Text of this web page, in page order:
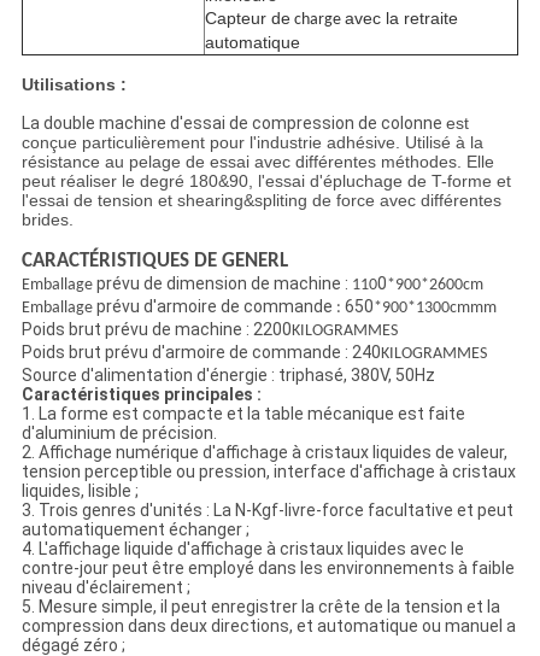
Capteur de charge avec la retraite
automatique
Utilisations :
La double machine d'essai de compression de colonne est
conçue particulièrement pour l'industrie adhésive. Utilisé à la
résistance au pelage de essai avec différentes méthodes. Elle
peut réaliser le degré 180&90, l'essai d'épluchage de T-forme et
l'essai de tension et shearing&spliting de force avec différentes
brides.
CARACTÉRISTIQUES DE GENERL
Emballage prévu de dimension de machine : 1100*900*2600cm
Emballage prévu d'armoire de commande : 650*900*1300cmmm
Poids brut prévu de machine : 2200KILOGRAMMES
Poids brut prévu d'armoire de commande : 240KILOGRAMMES
Source d'alimentation d'énergie : triphasé, 380V, 50Hz
Caractéristiques principales :
1. La forme est compacte et la table mécanique est faite
d'aluminium de précision.
2. Affichage numérique d'affichage à cristaux liquides de valeur,
tension perceptible ou pression, interface d'affichage à cristaux
liquides, lisible ;
3. Trois genres d'unités : La N-Kgf-livre-force facultative et peut
automatiquement échanger ;
4. L'affichage liquide d'affichage à cristaux liquides avec le
contre-jour peut être employé dans les environnements à faible
niveau d'éclairement ;
5. Mesure simple, il peut enregistrer la crête de la tension et la
compression dans deux directions, et automatique ou manuel a
dégagé zéro ;